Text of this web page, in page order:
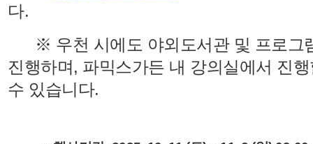
다.
※ 우천 시에도 야외도서관 및 프로그
진행하며, 파믹스가든 내 강의실에서 진
수 있습니다.